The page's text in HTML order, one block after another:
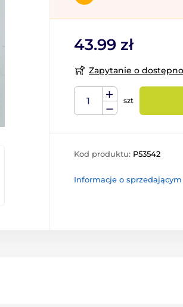
43.99 zł
Zapytanie o
szt
Kod produktu: P53542
Informacje o sprzedającym